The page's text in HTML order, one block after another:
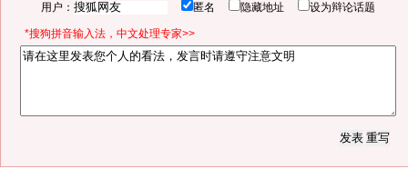
用户： 匿名 隐藏地址 设为辩论话题
*搜狗拼音输入法，中文处理专家>>